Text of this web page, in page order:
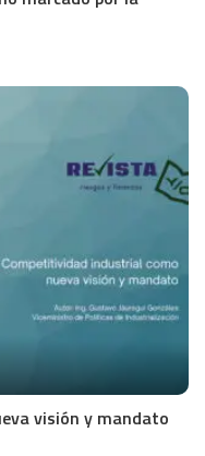
visión y mandato